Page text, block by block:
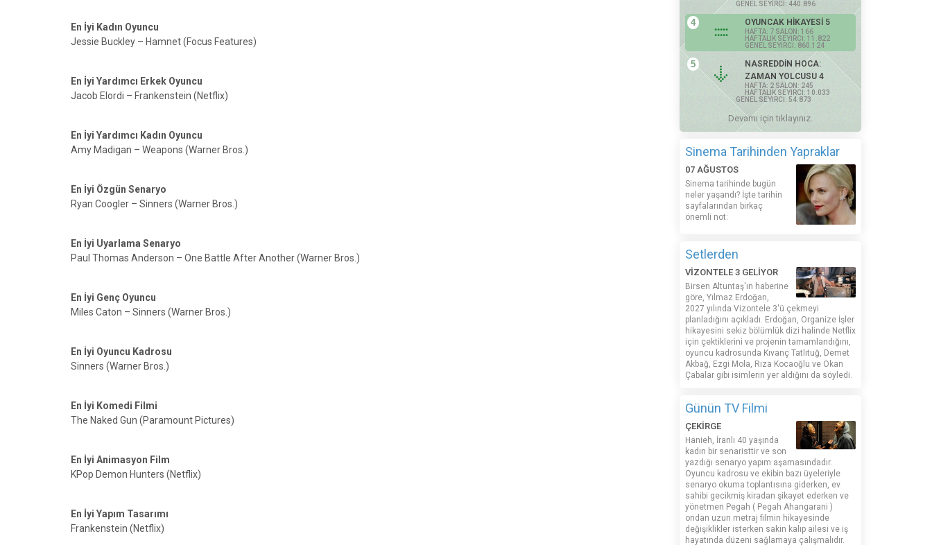
En İyi Kadın Oyuncu
Jessie Buckley – Hamnet (Focus Features)
En İyi Yardımcı Erkek Oyuncu
Jacob Elordi – Frankenstein (Netflix)
En İyi Yardımcı Kadın Oyuncu
Amy Madigan – Weapons (Warner Bros.)
En İyi Özgün Senaryo
Ryan Coogler – Sinners (Warner Bros.)
En İyi Uyarlama Senaryo
Paul Thomas Anderson – One Battle After Another (Warner Bros.)
En İyi Genç Oyuncu
Miles Caton – Sinners (Warner Bros.)
En İyi Oyuncu Kadrosu
Sinners (Warner Bros.)
En İyi Komedi Filmi
The Naked Gun (Paramount Pictures)
En İyi Animasyon Film
KPop Demon Hunters (Netflix)
En İyi Yapım Tasarımı
Frankenstein (Netflix)
GENEL SEYİRCİ: 440.896
4 OYUNCAK HİKAYESİ 5
HAFTA: 7 SALON: 166
HAFTALIK SEYİRCİ: 11.822
GENEL SEYİRCİ: 860.124
5
NASREDDİN HOCA:
ZAMAN YOLCUSU 4
HAFTA: 2 SALON: 245
HAFTALIK SEYİRCİ: 10.033
GENEL SEYİRCİ: 54.873
Devamı için tıklayınız.
Sinema Tarihinden Yapraklar
07 AĞUSTOS
Sinema tarihinde bugün
neler yaşandı? İşte tarihin
sayfalarından birkaç
önemli not:
Setlerden
VİZONTELE 3 GELİYOR
Birsen Altuntaş'ın haberine
göre, Yılmaz Erdoğan,
2027 yılında Vizontele 3'ü çekmeyi
planladığını açıkladı. Erdoğan, Organize İşler
hikayesini sekiz bölümlük dizi halinde Netflix
için çektiklerini ve projenin tamamlandığını,
oyuncu kadrosunda Kıvanç Tatlıtuğ, Demet
Akbağ, Ezgi Mola, Rıza Kocaoğlu ve Okan
Çabalar gibi isimlerin yer aldığını da söyledi.
Günün TV Filmi
ÇEKİRGE
Hanieh, İranlı 40 yaşında
kadın bir senaristtir ve son
yazdığı senaryo yapım aşamasındadır.
Oyuncu kadrosu ve ekibin bazı üyeleriyle
senaryo okuma toplantısına giderken, ev
sahibi gecikmiş kiradan şikayet ederken ve
yönetmen Pegah ( Pegah Ahangarani )
ondan uzun metraj filmin hikayesinde
değişiklikler isterken sakin kalıp ailesi ve iş
hayatında düzeni sağlamaya çalışmalıdır.